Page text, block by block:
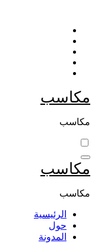
التجاوز
المحتوى
مكاسب
مكاسب
مكاسب
مكاسب
الرئيسية
حول
المدونة